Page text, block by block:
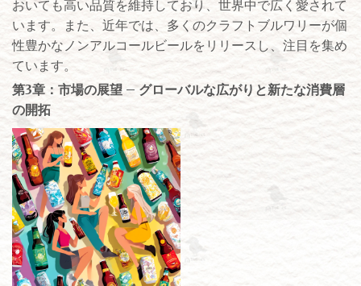
おいても高い品質を維持しており、世界中で広く愛されて
います。また、近年では、多くのクラフトブルワリーが個
性豊かなノンアルコールビールをリリースし、注目を集め
ています。
第3章：市場の展望 – グローバルな広がりと新たな消費層
の開拓